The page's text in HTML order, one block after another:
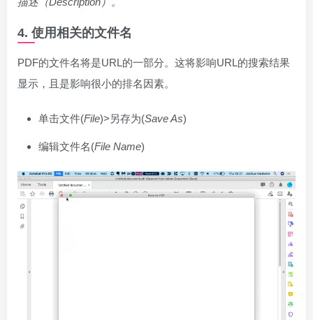
4. 使用相关的文件名
PDF的文件名将是URL的一部分。这将影响URL的搜索结果
显示，且是影响很小的排名因素。
单击文件(File)>另存为(Save As)
编辑文件名(File Name)